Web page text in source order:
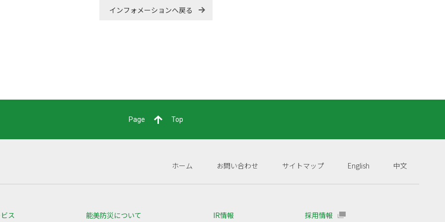
インフォメーションへ戻る
Page Top
ホーム お問い合わせ サイトマップ English 中文
ス 能美防災について IR情報 採用情報